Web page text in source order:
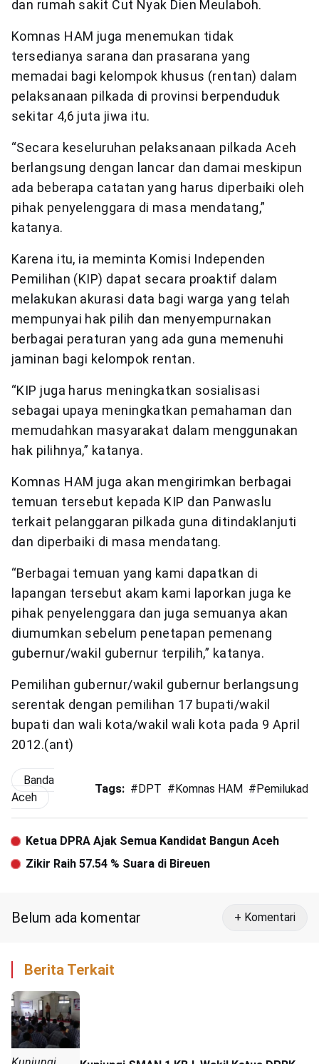
dan rumah sakit Cut Nyak Dien Meulaboh.
Komnas HAM juga menemukan tidak
tersedianya sarana dan prasarana yang
memadai bagi kelompok khusus (rentan) dalam
pelaksanaan pilkada di provinsi berpenduduk
sekitar 4,6 juta jiwa itu.
“Secara keseluruhan pelaksanaan pilkada Aceh
berlangsung dengan lancar dan damai meskipun
ada beberapa catatan yang harus diperbaiki oleh
pihak penyelenggara di masa mendatang,”
katanya.
Karena itu, ia meminta Komisi Independen
Pemilihan (KIP) dapat secara proaktif dalam
melakukan akurasi data bagi warga yang telah
mempunyai hak pilih dan menyempurnakan
berbagai peraturan yang ada guna memenuhi
jaminan bagi kelompok rentan.
“KIP juga harus meningkatkan sosialisasi
sebagai upaya meningkatkan pemahaman dan
memudahkan masyarakat dalam menggunakan
hak pilihnya,” katanya.
Komnas HAM juga akan mengirimkan berbagai
temuan tersebut kepada KIP dan Panwaslu
terkait pelanggaran pilkada guna ditindaklanjuti
dan diperbaiki di masa mendatang.
“Berbagai temuan yang kami dapatkan di
lapangan tersebut akam kami laporkan juga ke
pihak penyelenggara dan juga semuanya akan
diumumkan sebelum penetapan pemenang
gubernur/wakil gubernur terpilih,” katanya.
Pemilihan gubernur/wakil gubernur berlangsung
serentak dengan pemilihan 17 bupati/wakil
bupati dan wali kota/wakil wali kota pada 9 April
2012.(ant)
Banda
Aceh
Tags: #DPT #Komnas HAM #Pemilukada
Ketua DPRA Ajak Semua Kandidat Bangun Aceh
Zikir Raih 57.54 % Suara di Bireuen
Belum ada komentar + Komentari
Berita Terkait